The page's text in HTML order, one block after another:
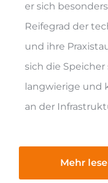
er sich
Reifegrad der
und ihre
sich die
langwierige und
an der
Mehr